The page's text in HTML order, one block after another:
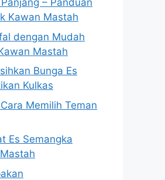
– Panduan
Kawan Mastah
dengan Mudah
Mastah
Bunga Es
Kulkas
Memilih Teman
Es Semangka